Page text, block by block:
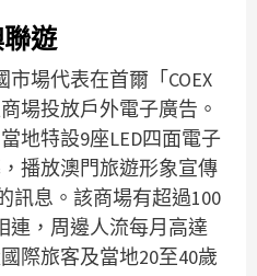
遊
場代表在首爾「COEX
場投放戶外電子廣告。
地特設9座LED四面電子
播放澳門旅遊形象宣傳
的訊息。該商場有超過100
連，周邊人流每月高達
際旅客及當地20至40歲